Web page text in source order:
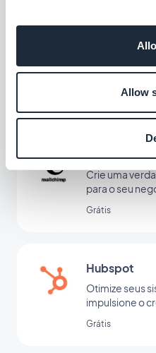
Allow
economize
Mailchimp
Crie uma
para o seu
Grátis
Hubspot
Otimize seus
impulsione o
Grátis